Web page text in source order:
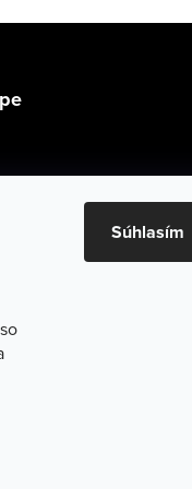
Súhlasím